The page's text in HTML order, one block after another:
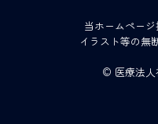
当ホームページ
イラスト等の無
© 医療法人